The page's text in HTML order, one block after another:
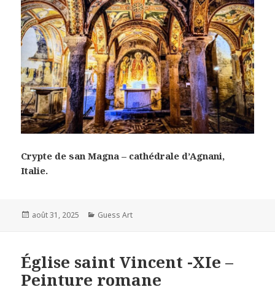
Crypte de san Magna – cathédrale d’Agnani,
Italie.
Posted
août 31, 2025 Categories
Guess Art
Église saint Vincent -XIe –
Peinture romane